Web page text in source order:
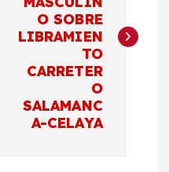
O SOBRE
LIBRAMIEN
TO
CARRETER
O
SALAMANC
A-CELAYA